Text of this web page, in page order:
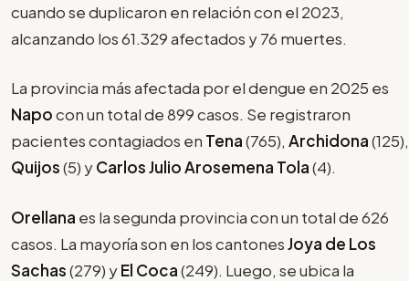
cuando se duplicaron en relación con el 2023,
alcanzando los 61.329 afectados y 76 muertes.
La provincia más afectada por el dengue en 2025 es
Napocon un total de 899 casos. Se registraron
pacientes contagiados en Tena(765), Archidona(125),
Quijos(5) yCarlos Julio Arosemena Tola(4).
Orellana es la segunda provincia con un total de 626
casos. La mayoría son en los cantonesJoya de Los
Sachas(279) yEl Coca(249). Luego, se ubica la